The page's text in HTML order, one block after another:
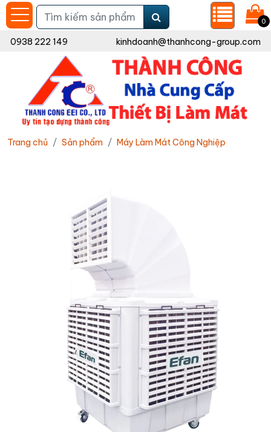
0
0938 222 149 kinhdoanh@thanhcong-group.com
Trang chủ Sản phẩm Máy Làm Mát Công Nghiệp